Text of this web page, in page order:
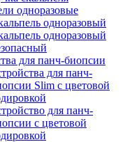
одноразовые
одноразовый
одноразовый
для панч-биопсии
для панч-
Slim с цветовой
для панч-
с цветовой